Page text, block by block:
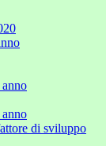
di sviluppo